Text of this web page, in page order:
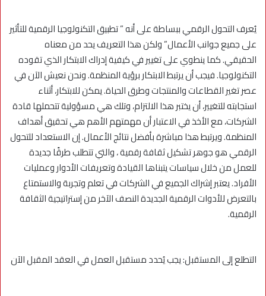
يُعرف التحول الرقمي ببساطة على أنه ” تطبيق التكنولوجيا الرقمية للتأثير
على جميع جوانب الأعمال” ولكن هذا التعريف يحد من معناه
الحقيقي. كما ينطوي على تغيير في كيفية إدراك الابتكار الذي تقوده
التكنولوجيا. فيجب أن يرتبط الابتكار برؤية المنظمة. ونحن نعيش الآن في
عصر تغير القطاعات والمنتجات وطرق الحياة. يمكن للابتكار، أثناء
استجابته للتغيير، أن يختبر هذا الالتزام، وتلك هي مسؤولية تتحملها قادة
الشركات، مع الأخذ في الاعتبار أن مهمتهم الأهم هي تحقيق أهداف
المنظمة. ويرتبط هذا مباشرة بأفضل نتائج الأعمال. إن الاستعداد للتحول
الرقمي هو جوهر تشكيل ثقافة رقمية ، والتي تتطلب طرقًا جديدة
للعمل من خلال سياسات يتبناها القيادة وتعريفات الأدوار وعمليات
الأفراد. يعتبر إشراك الجميع في الشركات في تعلم وتجربة والاستمتاع
بالتعرض للأدوات الرقمية الجديدة النصف الآخر من إستراتيجية الثقافة
الرقمية.
التطلع إلى المستقبل: يجب يُحدد مستقبل العمل في العقد المقبل الآن